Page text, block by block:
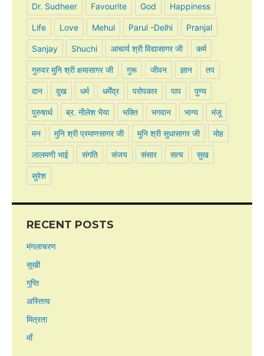
Dr. Sudheer Favourite God Happiness
Life Love Mehul Parul -Delhi Pranjal
Sanjay Shuchi आचार्य श्री विद्यासागर जी कर्म
गुरुवर मुनि श्री क्षमासागर जी गुरू जीवन ज्ञान तप
दान दुख धर्म धर्मेंद्र परोपकार पाप पुण्य
पुरुषार्थ ब्र. नीलेश भैया भक्ति भगवान भाग्य मंजू
मन मुनि श्री प्रमाणसागर जी मुनि श्री सुधासागर जी मोह
लालमणी भाई संगति संजय संसार सत्य सुख
सुरेश
RECENT POSTS
मंगलाचरण
सुखी
गुप्ति
अस्तित्व
मित्रता
माँ